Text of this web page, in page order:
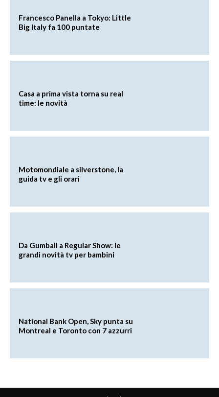
Francesco Panella a Tokyo: Little
Big Italy fa 100 puntate
Casa a prima vista torna su real
time: le novità
Motomondiale a silverstone, la
guida tv e gli orari
Da Gumball a Regular Show: le
grandi novità tv per bambini
National Bank Open, Sky punta su
Montreal e Toronto con 7 azzurri